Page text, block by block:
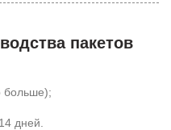
пакетов
больше);
дней.